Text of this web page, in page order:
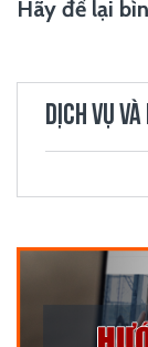
Hãy để lại
DỊCH VỤ